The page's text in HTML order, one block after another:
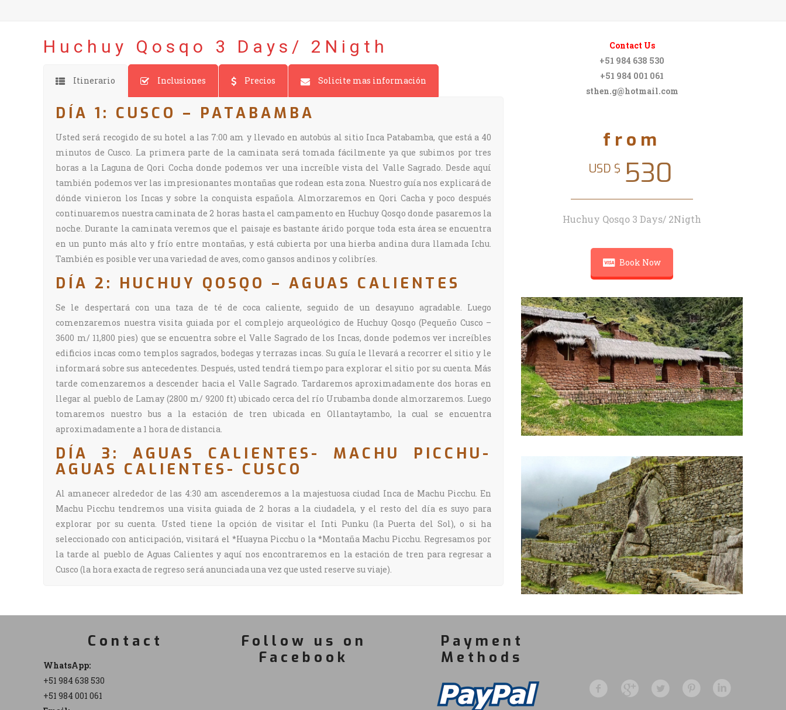
Huchuy Qosqo 3 Days/ 2Nigth
Itinerario Inclusiones Precios Solicite mas información
DÍA 1: CUSCO – PATABAMBA
Usted será recogido de su hotel a las 7:00 am y llevado en autobús al sitio Inca Patabamba, que está a 40
minutos de Cusco. La primera parte de la caminata será tomada fácilmente ya que subimos por tres
horas a la Laguna de Qori Cocha donde podemos ver una increíble vista del Valle Sagrado. Desde aquí
también podemos ver las impresionantes montañas que rodean esta zona. Nuestro guía nos explicará de
dónde vinieron los Incas y sobre la conquista española. Almorzaremos en Qori Cacha y poco después
continuaremos nuestra caminata de 2 horas hasta el campamento en Huchuy Qosqo donde pasaremos la
noche. Durante la caminata veremos que el paisaje es bastante árido porque toda esta área se encuentra
en un punto más alto y frío entre montañas, y está cubierta por una hierba andina dura llamada Ichu.
También es posible ver una variedad de aves, como gansos andinos y colibríes.
DÍA 2: HUCHUY QOSQO – AGUAS CALIENTES
Se le despertará con una taza de té de coca caliente, seguido de un desayuno agradable. Luego
comenzaremos nuestra visita guiada por el complejo arqueológico de Huchuy Qosqo (Pequeño Cusco –
3600 m/ 11,800 pies) que se encuentra sobre el Valle Sagrado de los Incas, donde podemos ver increíbles
edificios incas como templos sagrados, bodegas y terrazas incas. Su guía le llevará a recorrer el sitio y le
informará sobre sus antecedentes. Después, usted tendrá tiempo para explorar el sitio por su cuenta. Más
tarde comenzaremos a descender hacia el Valle Sagrado. Tardaremos aproximadamente dos horas en
llegar al pueblo de Lamay (2800 m/ 9200 ft) ubicado cerca del río Urubamba donde almorzaremos. Luego
tomaremos nuestro bus a la estación de tren ubicada en Ollantaytambo, la cual se encuentra
aproximadamente a 1 hora de distancia.
DÍA 3: AGUAS CALIENTES- MACHU PICCHU-
AGUAS CALIENTES- CUSCO
Al amanecer alrededor de las 4:30 am ascenderemos a la majestuosa ciudad Inca de Machu Picchu. En
Machu Picchu tendremos una visita guiada de 2 horas a la ciudadela, y el resto del día es suyo para
explorar por su cuenta. Usted tiene la opción de visitar el Inti Punku (la Puerta del Sol), o si ha
seleccionado con anticipación, visitará el *Huayna Picchu o la *Montaña Machu Picchu. Regresamos por
la tarde al pueblo de Aguas Calientes y aquí nos encontraremos en la estación de tren para regresar a
Cusco (la hora exacta de regreso será anunciada una vez que usted reserve su viaje).
Contact Us
+51 984 638 530
+51 984 001 061
sthen.g@hotmail.com
from
USD $ 530
Huchuy Qosqo 3 Days/ 2Nigth
Book Now
Contact
WhatsApp:
+51 984 638 530
+51 984 001 061
Follow us on
Facebook
Payment
Methods